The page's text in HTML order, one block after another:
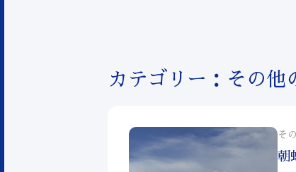
カテゴリー：その他
そ
朝